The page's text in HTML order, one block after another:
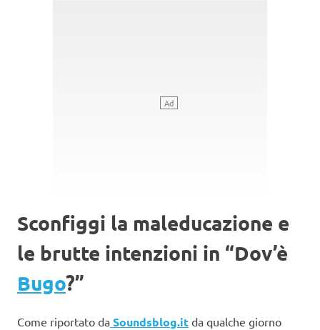
Sconfiggi la maleducazione e
le brutte intenzioni in “Dov’è
Bugo?”
Come riportato da Soundsblog.it da qualche giorno